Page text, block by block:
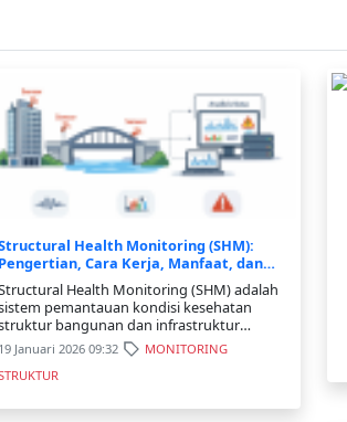
Health Monitoring (SHM):
Pengertian, Cara Kerja, Manfaat, dan
AplikasinyaHealth Monitoring (SHM) adalah
pemantauan kondisi kesehatan
bangunan dan infrastruktur
secara real-time dengan menggunakan
sensor. Sistem ini mampu mendeteksi
perilaku struktur seperti
19 Januari 2026 09:32
MONITORING